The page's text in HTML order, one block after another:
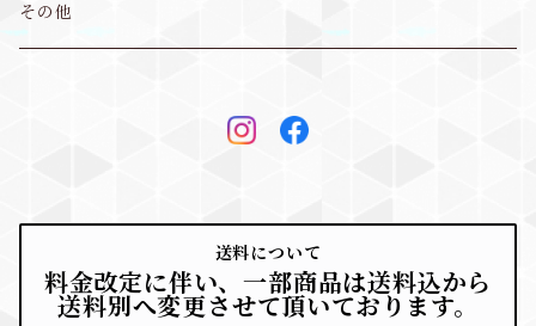
その他
送料について
料金改定に伴い、一部商品は送料込から
送料別へ変更させて頂いております。